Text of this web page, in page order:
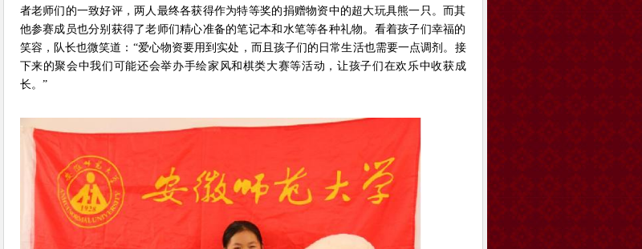
者老师们的一致好评，两人最终各获得作为特等奖的捐赠物资中的超大玩具熊一只。而其
他参赛成员也分别获得了老师们精心准备的笔记本和水笔等各种礼物。看着孩子们幸福的
笑容，队长也微笑道：“爱心物资要用到实处，而且孩子们的日常生活也需要一点调剂。接
下来的聚会中我们可能还会举办手绘家风和棋类大赛等活动，让孩子们在欢乐中收获成
长。”